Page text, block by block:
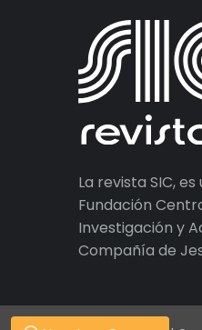
La revista SIC,
Fundación
Investigación y
Compañía de